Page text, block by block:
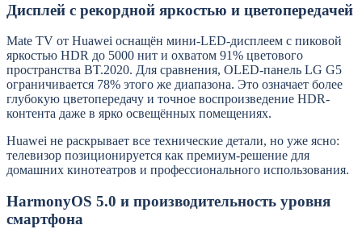
Дисплей с рекордной яркостью и цветопередачей
Mate TV от Huawei оснащён мини-LED-дисплеем с пиковой
яркостью HDR до 5000 нит и охватом 91% цветового
пространства BT.2020. Для сравнения, OLED-панель LG G5
ограничивается 78% этого же диапазона. Это означает более
глубокую цветопередачу и точное воспроизведение HDR-
контента даже в ярко освещённых помещениях.
Huawei не раскрывает все технические детали, но уже ясно:
телевизор позиционируется как премиум-решение для
домашних кинотеатров и профессионального использования.
HarmonyOS 5.0 и производительность уровня
смартфона